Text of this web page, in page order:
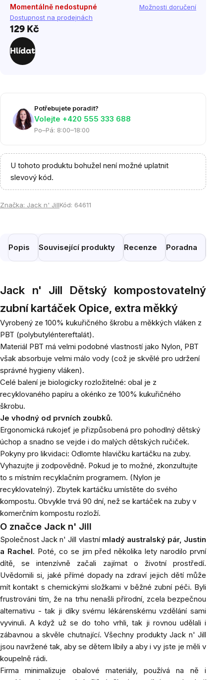
Momentálně nedostupné
Dostupnost na prodejnách
Možnosti doručení
129 Kč
Hlídat
Potřebujete poradit?
Volejte ‭+420 555 333 688
Po–Pá: 8:00–18:00
U tohoto produktu bohužel není možné uplatnit
slevový kód.
Značka: Jack n' JillKód: 64611
Popis Související produkty Recenze Poradna
Jack n' Jill Dětský kompostovatelný
zubní kartáček Opice, extra měkký
Vyrobený ze 100% kukuřičného škrobu a měkkých vláken z
PBT (polybutyléntereftalát).
Materiál PBT má velmi podobné vlastností jako Nylon, PBT
však absorbuje velmi málo vody (což je skvělé pro udržení
správné hygieny vláken).
Celé balení je biologicky rozložitelné: obal je z
recyklovaného papíru a okénko ze 100% kukuřičného
škrobu.
Je vhodný od prvních zoubků.
Ergonomická rukojeť je přizpůsobená pro pohodlný dětský
úchop a snadno se vejde i do malých dětských ručiček.
Pokyny pro likvidaci: Odlomte hlavičku kartáčku na zuby.
Vyhazujte ji zodpovědně. Pokud je to možné, zkonzultujte
to s místním recyklačním programem. (Nylon je
recyklovatelný). Zbytek kartáčku umístěte do svého
kompostu. Obvykle trvá 90 dní, než se kartáček na zuby v
komerčním kompostu rozloží.
O značce Jack n' Jill
Společnost Jack n' Jill vlastní mladý australský pár, Justin
a Rachel. Poté, co se jim před několika lety narodilo první
dítě, se intenzívně začali zajímat o životní prostředí.
Uvědomili si, jaké přímé dopady na zdraví jejich dětí může
mít kontakt s chemickými složkami v běžné zubní péči. Byli
frustrováni tím, že na trhu nenašli přírodní, zcela bezpečnou
alternativu - tak ji díky svému lékárenskému vzdělání sami
vyvinuli. A když už se do toho vrhli, tak ji rovnou udělali i
zábavnou a skvěle chutnající. Všechny produkty Jack n' Jill
jsou navržené tak, aby se dětem líbily a aby i vy jste je měli v
koupelně rádi.
Firma minimalizuje obalové materiály, používá na ně i